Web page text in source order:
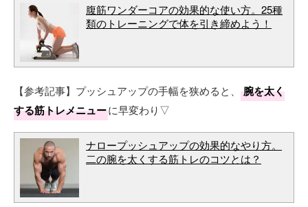
腹筋ワンダーコアの効果的な使い方。25種
類のトレーニングで体を引き締めよう！
【参考記事】プッシュアップの手幅を狭めると、
腕を太く
する筋トレメニューに早変わり▽
ナロープッシュアップの効果的なやり方。
二の腕を太くする筋トレのコツとは？